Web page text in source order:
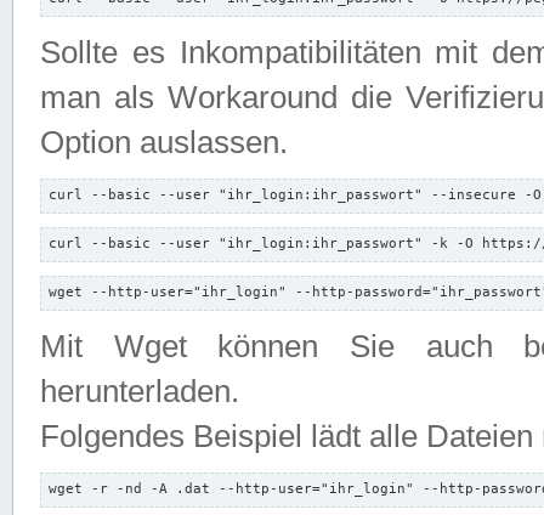
Sollte es Inkompatibilitäten mit
man als Workaround die
Option auslassen.
curl --basic --user "ihr_login:ihr_passwort" --insecure -
curl --basic --user "ihr_login:ihr_passwort" -k -O
wget --http-user="ihr_login" --http-
Mit Wget können Sie auch
herunterladen.
Folgendes Beispiel lädt alle
wget -r -nd -A .dat --http-user="ihr_login" --http-